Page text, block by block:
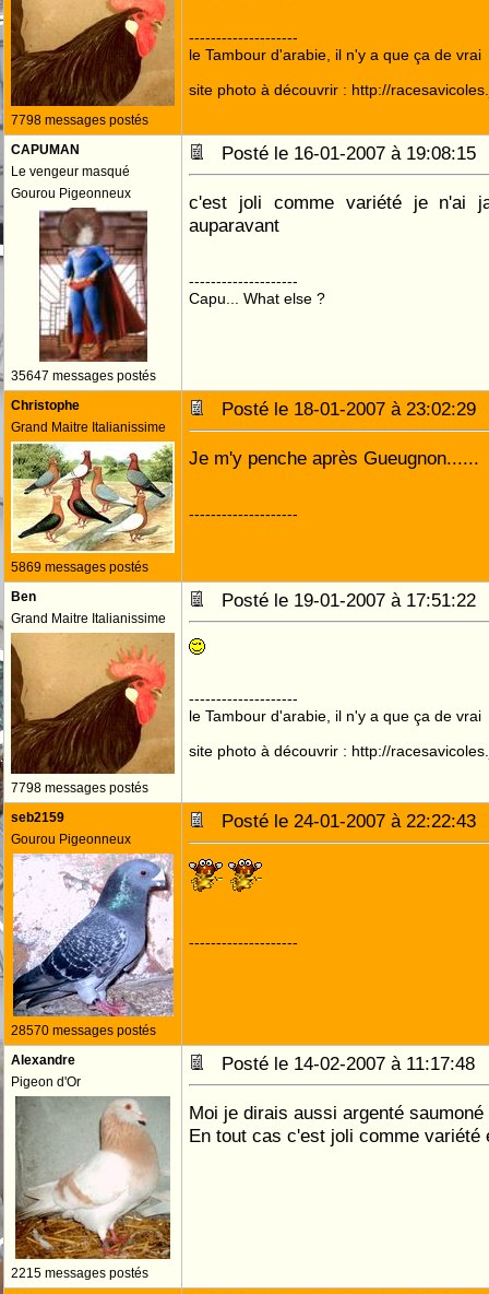
7798 messages postés
--------------------
le Tambour d'arabie, il n'y a que ça de vrai
site photo à découvrir : http://
CAPUMAN
Le vengeur masqué
Gourou Pigeonneux
35647 messages postés
Posté le 16-01-2007 à
c'est joli comme variété je n'ai
auparavant
--------------------
Capu... What else ?
Christophe
Grand Maitre Italianissime
5869 messages postés
Posté le 18-01-2007 à
Je m'y penche après Gueugnon......
--------------------
Ben
Grand Maitre Italianissime
7798 messages postés
Posté le 19-01-2007 à
--------------------
le Tambour d'arabie, il n'y a que ça de vrai
site photo à découvrir : http://
seb2159
Gourou Pigeonneux
28570 messages postés
Posté le 24-01-2007 à
--------------------
Alexandre
Pigeon d'Or
2215 messages postés
Posté le 14-02-2007 à
Moi je dirais aussi argenté saumoné
En tout cas c'est joli comme variété